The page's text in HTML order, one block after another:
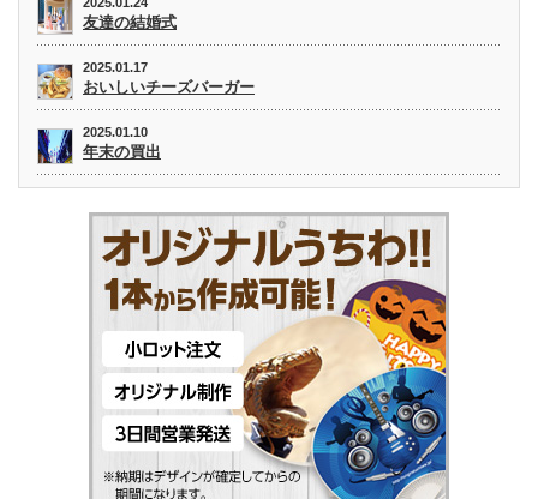
友達の結婚式
2025.01.17
おいしいチーズバーガー
2025.01.10
年末の買出